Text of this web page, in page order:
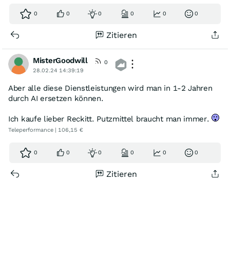
0 0 0 0 0 0
Zitieren
MisterGoodwill
0
28.02.24 14:39:19
Aber alle diese Dienstleistungen wird man in 1-2 Jahren
durch AI ersetzen können.
Ich kaufe lieber Reckitt. Putzmittel braucht man immer.
Teleperformance | 106,15 €
0 0 0 0 0 0
Zitieren